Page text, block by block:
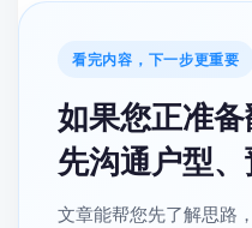
看完内容，下一步更重要
如果您正准
先沟通户型
文章能帮您先了解思路